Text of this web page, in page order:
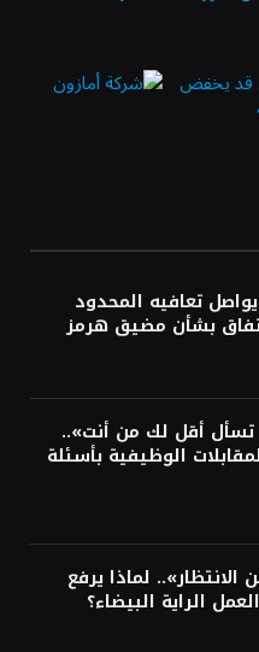
أسبوعين بدعم
مستوياته
قد يخفض
تعافيه المحدود
بشأن مضيق هرمز
أقل لك من أنت»..
الوظيفية بأسئلة
الانتظار».. لماذا يرفع
الراية البيضاء؟